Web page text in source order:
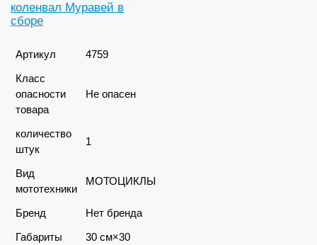
коленвал Муравей в
сборе
Артикул
4759
Класс
опасности
товара
Не опасен
количество
штук
1
Вид
мототехники
МОТОЦИКЛЫ
Бренд
Нет бренда
Габариты
30 см×30